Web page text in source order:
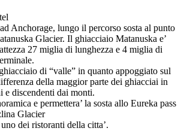
Anchorage, lungo il percorso sosta al punto
Glacier. Il ghiacciaio Matanuska e’
27 miglia di lunghezza e 4 miglia di
di “valle” in quanto appoggiato sul
della maggior parte dei ghiacciai in
e discendenti dai monti.
e permettera’ la sosta allo Eureka pass
Glacier
dei ristoranti della citta’.